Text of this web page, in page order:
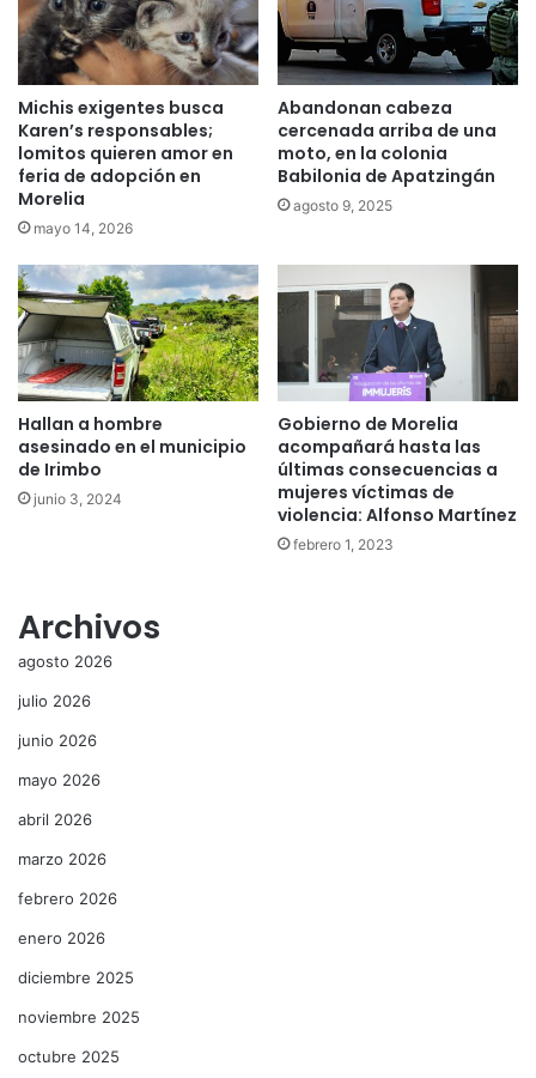
Michis exigentes busca
Karen’s responsables;
lomitos quieren amor en
feria de adopción en
Morelia
mayo 14, 2026
Abandonan cabeza
cercenada arriba de una
moto, en la colonia
Babilonia de Apatzingán
agosto 9, 2025
Hallan a hombre
asesinado en el municipio
de Irimbo
junio 3, 2024
Gobierno de Morelia
acompañará hasta las
últimas consecuencias a
mujeres víctimas de
violencia: Alfonso Martínez
febrero 1, 2023
Archivos
agosto 2026
julio 2026
junio 2026
mayo 2026
abril 2026
marzo 2026
febrero 2026
enero 2026
diciembre 2025
noviembre 2025
octubre 2025